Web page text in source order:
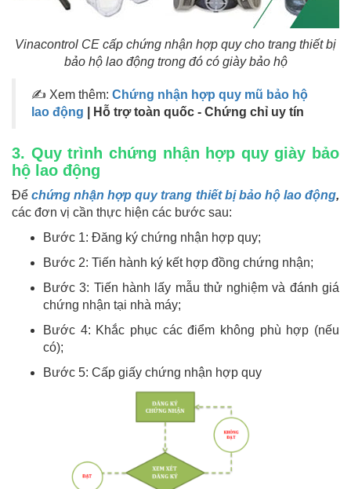
Vinacontrol CE cấp chứng nhận hợp quy cho trang thiết bị
bảo hộ lao động trong đó có giày bảo hộ
✍ Xem thêm: Chứng nhận hợp quy mũ bảo hộ
lao động | Hỗ trợ toàn quốc - Chứng chỉ uy tín
3. Quy trình chứng nhận hợp quy giày bảo
hộ lao động
Đểchứng nhận hợp quytrang thiết bị bảo hộ lao động,
các đơn vị cần thực hiện các bước sau:
Bước 1: Đăng ký chứng nhận hợp quy;
Bước 2: Tiến hành ký kết hợp đồng chứng nhận;
Bước 3: Tiến hành lấy mẫu thử nghiệm và đánh giá
chứng nhận tại nhà máy;
Bước 4: Khắc phục các điểm không phù hợp (nếu
có);
Bước 5: Cấp giấy chứng nhận hợp quy